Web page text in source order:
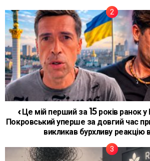
«Це мій перший за 15 років ранок
Покровський уперше за довгий час
викликав бурхливу реакцію